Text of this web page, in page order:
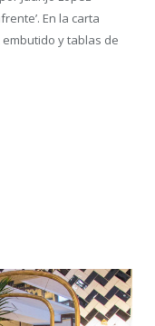
En la carta
y tablas de